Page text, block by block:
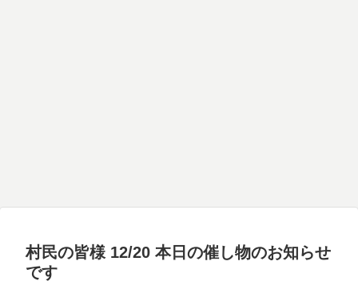
村民の皆様 12/20 本日の催し物のお知らせ
です